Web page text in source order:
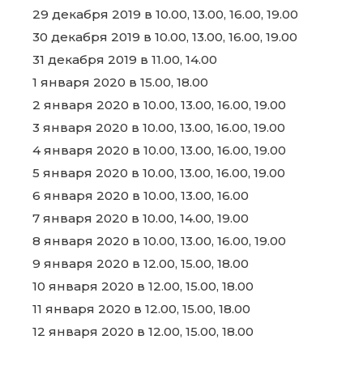
29 декабря 2019 в 10.00, 13.00, 16.00, 19.00
30 декабря 2019 в 10.00, 13.00, 16.00, 19.00
31 декабря 2019 в 11.00, 14.00
1 января 2020 в 15.00, 18.00
2 января 2020 в 10.00, 13.00, 16.00, 19.00
3 января 2020 в 10.00, 13.00, 16.00, 19.00
4 января 2020 в 10.00, 13.00, 16.00, 19.00
5 января 2020 в 10.00, 13.00, 16.00, 19.00
6 января 2020 в 10.00, 13.00, 16.00
7 января 2020 в 10.00, 14.00, 19.00
8 января 2020 в 10.00, 13.00, 16.00, 19.00
9 января 2020 в 12.00, 15.00, 18.00
10 января 2020 в 12.00, 15.00, 18.00
11 января 2020 в 12.00, 15.00, 18.00
12 января 2020 в 12.00, 15.00, 18.00